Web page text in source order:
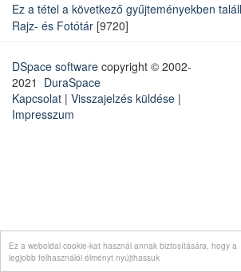
Ez a weboldal cookie-kat használ annak biztosítására, hogy a
legjobb felhasználói élményt nyújthassuk
Ez a tétel a következő gyűjteményekben
Rajz- és Fotótár [9720]
DSpace software copyright © 2002-
2021 DuraSpace
Kapcsolat | Visszajelzés küldése |
Impresszum